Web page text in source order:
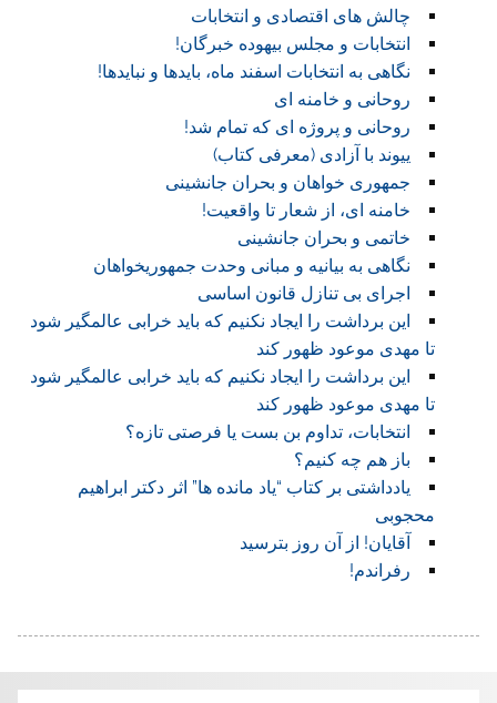
چالش های اقتصادی و انتخابات
انتخابات و مجلس بیهوده خبرگان!
نگاهی به انتخابات اسفند ماه، بایدها و نبایدها!
روحانی و خامنه ای
روحانی و پروژه ای که تمام شد!
ییوند با آزادی (معرفی کتاب)
جمهوری خواهان و بحران جانشینی
خامنه ای، از شعار تا واقعیت!
خاتمی و بحران جانشینی
نگاهی به بیانیه و مبانی وحدت جمهوریخواهان
اجرای بی تنازل قانون اساسی
این برداشت را ایجاد نکنیم که باید خرابی عالمگیر شود
تا مهدی موعود ظهور کند
این برداشت را ایجاد نکنیم که باید خرابی عالمگیر شود
تا مهدی موعود ظهور کند
انتخابات، تداوم بن بست یا فرصتی تازه؟
باز هم چه کنیم؟
یادداشتی بر کتاب “یاد مانده ها” اثر دکتر ابراهیم
محجوبی
آقایان! از آن روز بترسید
رفراندم!